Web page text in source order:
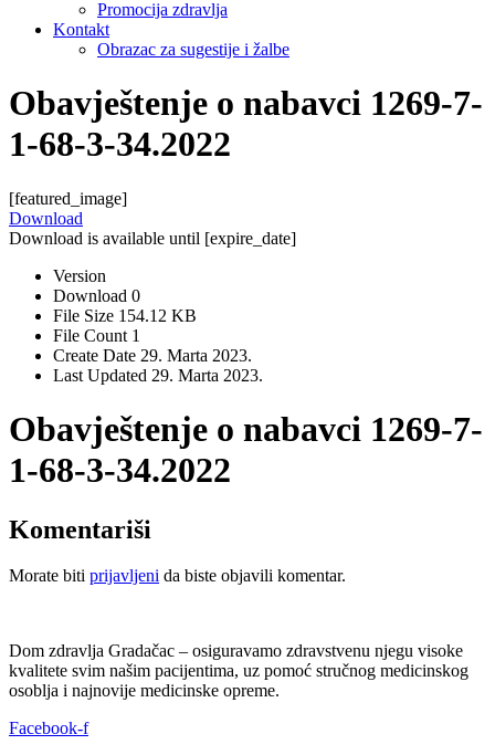
Promocija zdravlja
Kontakt
Obrazac za sugestije i žalbe
Obavještenje o nabavci 1269-7-
1-68-3-34.2022
[featured_image]
Download
Download is available until [expire_date]
Version
Download 0
File Size 154.12 KB
File Count 1
Create Date 29. Marta 2023.
Last Updated 29. Marta 2023.
Obavještenje o nabavci 1269-7-
1-68-3-34.2022
Komentariši
Morate biti prijavljeni da biste objavili komentar.
Dom zdravlja Gradačac – osiguravamo zdravstvenu njegu visoke
kvalitete svim našim pacijentima, uz pomoć stručnog medicinskog
osoblja i najnovije medicinske opreme.
Facebook-f